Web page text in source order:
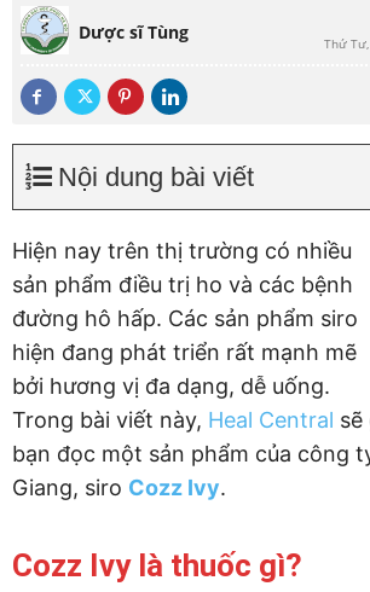
Dược sĩ Tùng Thứ
Nội dung bài viết
Hiện nay trên thị trường có nhiều
sản phẩm điều trị ho và các bệnh
đường hô hấp. Các sản phẩm siro
hiện đang phát triển rất mạnh mẽ
bởi hương vị đa dạng, dễ uống.
Trong bài viết này, Heal Central sẽ
bạn đọc một sản phẩm của công
Giang, siro Cozz Ivy.
Cozz Ivy là thuốc gì?